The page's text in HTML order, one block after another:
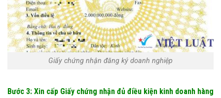
Giấy chứng nhận đăng ký doanh nghiệp
Bước 3: Xin cấp Giấy chứng nhận đủ điều kiện kinh doanh hàng